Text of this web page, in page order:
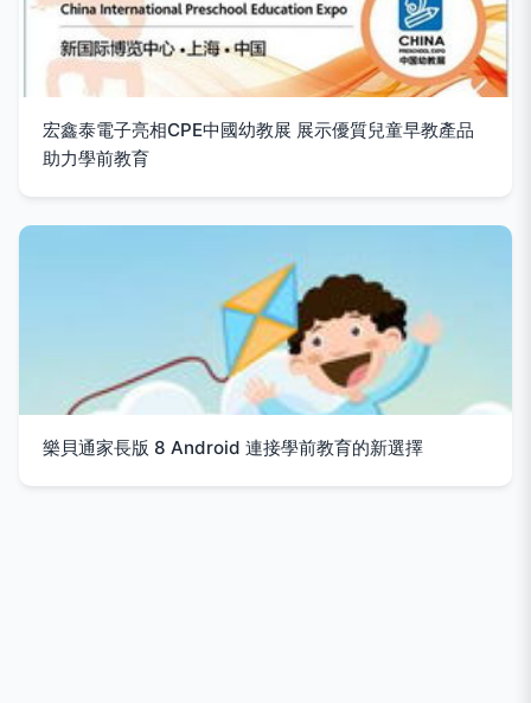
宏鑫泰電子亮相CPE中國幼教展 展示優質兒童早教產品
助力學前教育
樂貝通家長版 8 Android 連接學前教育的新選擇